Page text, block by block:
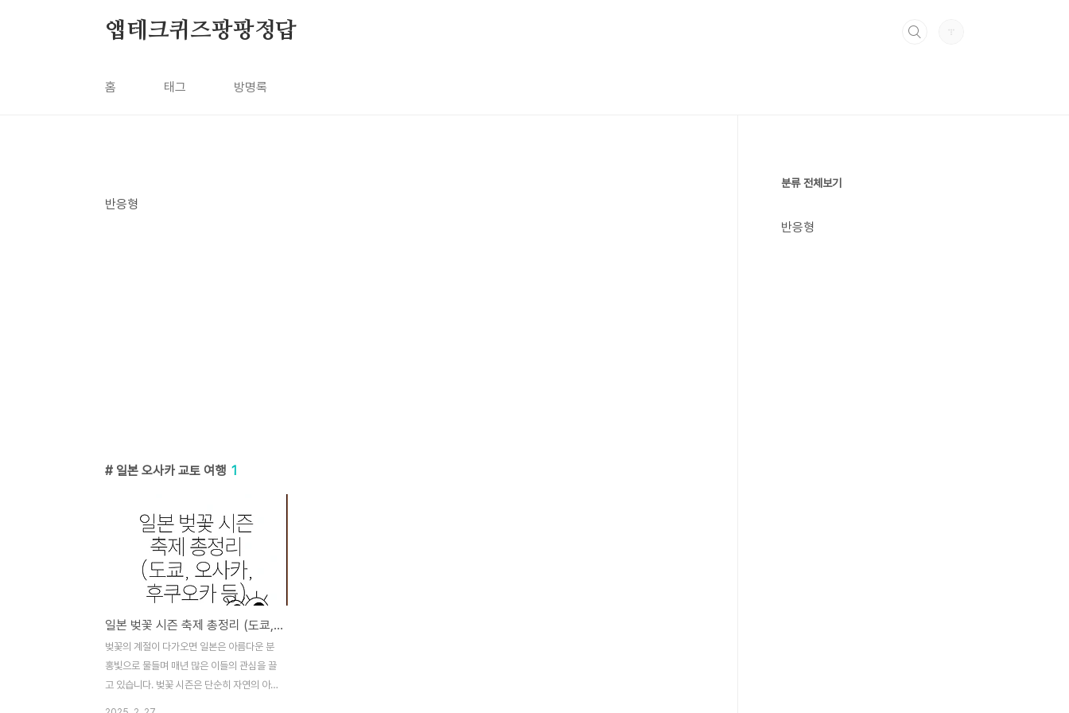
앱테크퀴즈팡팡정답
홈 태그 방명록
반응형
일본 오사카 교토 여행 1
일본 벚꽃 시즌 축제 총정리 (도쿄, 오사카, 후쿠오카 등)
벚꽃의 계절이 다가오면 일본은 아름다운 분
홍빛으로 물들며 매년 많은 이들의 관심을 끌
고 있습니다. 벚꽃 시즌은 단순히 자연의 아
분류 전체보기
반응형